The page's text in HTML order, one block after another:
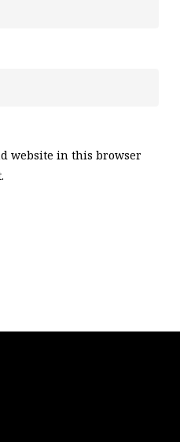
website in this browser